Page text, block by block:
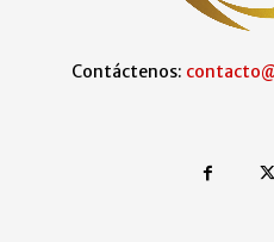
Contáctenos: